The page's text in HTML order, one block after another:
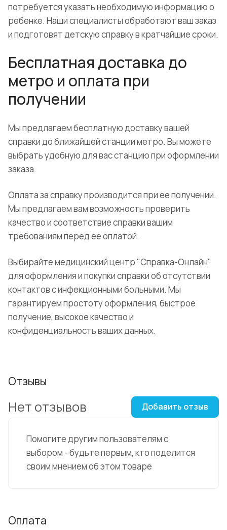
потребуется указать необходимую информацию о
ребенке. Наши специалисты обработают ваш заказ
и подготовят детскую справку в кратчайшие сроки.
Бесплатная доставка до
метро и оплата при
получении
Мы предлагаем бесплатную доставку вашей
справки до ближайшей станции метро. Вы можете
выбрать удобную для вас станцию при оформлении
заказа.
Оплата за справку производится при ее получении.
Мы предлагаем вам возможность проверить
качество и соответствие справки вашим
требованиям перед ее оплатой.
Выбирайте медицинский центр "Справка-Онлайн"
для оформления и покупки справки об отсутствии
контактов с инфекционными больными. Мы
гарантируем простоту оформления, быстрое
получение, высокое качество и
конфиденциальность ваших данных.
Отзывы
Помогите другим пользователям с
выбором - будьте первым, кто поделится
своим мнением об этом товаре
Нет отзывов Добавить отзыв
Оплата